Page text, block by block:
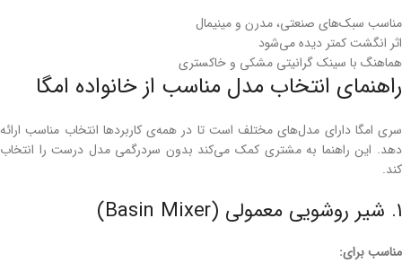
مناسب سبک‌های صنعتی، مدرن و مینیمال
اثر انگشت کمتر دیده می‌شود
هماهنگ با سینک گرانیتی مشکی و خاکستری
راهنمای انتخاب مدل مناسب از خانواده امگا
سری امگا دارای مدل‌های مختلف است تا در همه‌ی کاربردها انتخاب مناسب ارائه
دهد. این راهنما به مشتری کمک می‌کند بدون سردرگمی مدل درست را انتخاب
کند.
۱. شیر روشویی معمولی (Basin Mixer)
مناسب برای: